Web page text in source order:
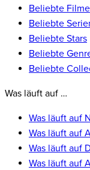
Beliebte Filme
Beliebte
Beliebte Stars
Beliebte
Beliebte
Was läuft auf …
Was läuft auf
Was läuft auf
Was läuft auf
Was läuft auf